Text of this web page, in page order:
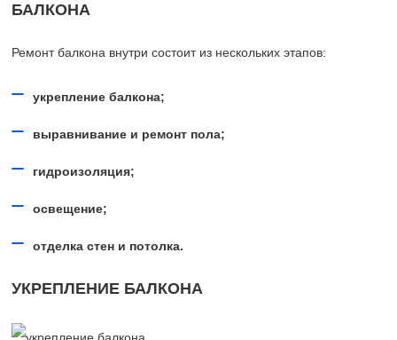
БАЛКОНА
Ремонт балкона внутри состоит из нескольких этапов:
укрепление балкона;
выравнивание и ремонт пола;
гидроизоляция;
освещение;
отделка стен и потолка.
УКРЕПЛЕНИЕ БАЛКОНА